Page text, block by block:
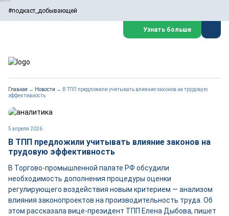
#подкаст_добывающей
Узнать больше
Главная → Новости → В ТПП предложили учитывать влияние законов на трудовую
эффективность
5 апреля 2026
В ТПП предложили учитывать влияние законов на
трудовую эффективность
В Торгово-промышленной палате РФ обсудили
необходимость дополнения процедуры оценки
регулирующего воздействия новым критерием — анализом
влияния законопроектов на производительность труда. Об
этом рассказала вице-президент ТПП Елена Дыбова, пишет